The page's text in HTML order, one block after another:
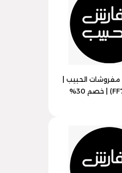
الحبيب |
رمز الكود (FF72) | خصم 30%